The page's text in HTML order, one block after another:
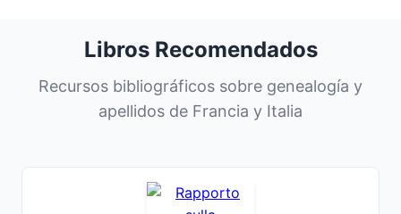
Libros Recomendados
Recursos bibliográficos sobre genealogía y
apellidos de Francia y Italia